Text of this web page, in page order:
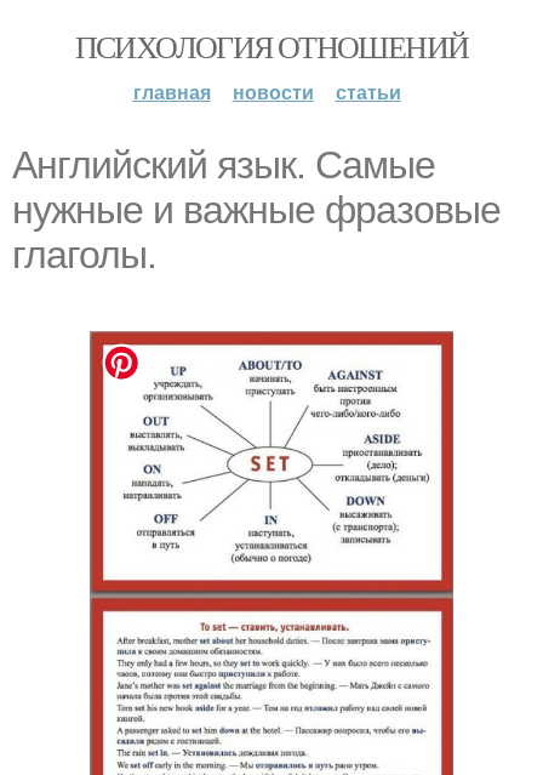
ПСИХОЛОГИЯ ОТНОШЕНИЙ
главная новости статьи
Английский язык. Самые
нужные и важные фразовые
глаголы.